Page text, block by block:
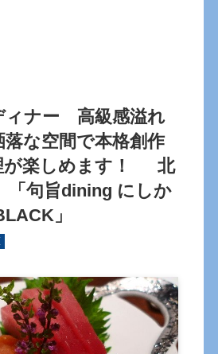
ィナー 高級感溢れ
落な空間で本格創作
が楽しめます！ 北
句旨dining にしか
」